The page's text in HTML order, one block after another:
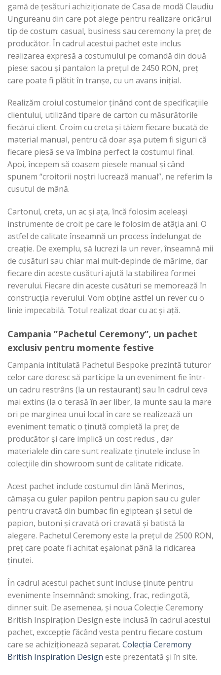
gamă de țesături achiziționate de Casa de modă Claudiu
Ungureanu din care pot alege pentru realizare oricărui
tip de costum: casual, business sau ceremony la preț de
producător. În cadrul acestui pachet este inclus
realizarea expresă a costumului pe comandă din două
piese: sacou și pantalon la prețul de 2450 RON, preț
care poate fi plătit în tranșe, cu un avans inițial.
Realizăm croiul costumelor ținând cont de specificațiile
clientului, utilizând tipare de carton cu măsurătorile
fiecărui client. Croim cu creta și tăiem fiecare bucată de
material manual, pentru că doar așa putem fi siguri că
fiecare piesă se va îmbina perfect la costumul final.
Apoi, începem să coasem piesele manual și când
spunem “croitorii noștri lucrează manual”, ne referim la
cusutul de mână.
Cartonul, creta, un ac și ața, încă folosim aceleași
instrumente de croit pe care le folosim de atâția ani. O
astfel de calitate înseamnă un process îndelungat de
creație. De exemplu, să lucrezi la un rever, înseamnă mii
de cusături sau chiar mai mult-depinde de mărime, dar
fiecare din aceste cusături ajută la stabilirea formei
reverului. Fiecare din aceste cusături se memorează în
construcția reverului. Vom obține astfel un rever cu o
linie impecabilă. Totul realizat doar cu ac și ață.
Campania ”Pachetul Ceremony”, un pachet
exclusiv pentru momente festive
Campania intitulată Pachetul Bespoke prezintă tuturor
celor care doresc să participe la un eveniment fie într-
un cadru restrâns (la un restaurant) sau în cadrul ceva
mai extins (la o terasă în aer liber, la munte sau la mare
ori pe marginea unui local în care se realizează un
eveniment tematic o ținută completă la preț de
producător și care implică un cost redus , dar
materialele din care sunt realizate ținutele incluse în
colecțiile din showroom sunt de calitate ridicate.
Acest pachet include costumul din lână Merinos,
cămașa cu guler papilon pentru papion sau cu guler
pentru cravată din bumbac fin egiptean și setul de
papion, butoni și cravată ori cravată și batistă la
alegere. Pachetul Ceremony este la prețul de 2500 RON,
preț care poate fi achitat eșalonat până la ridicarea
ținutei.
În cadrul acestui pachet sunt incluse ținute pentru
evenimente însemnând: smoking, frac, redingotă,
dinner suit. De asemenea, și noua Colecție Ceremony
British Inspirațion Design este inclusă în cadrul acestui
pachet, exccepție făcând vesta pentru fiecare costum
care se achiziționează separat. Colecția Ceremony
British Inspiration Design este prezentată și în site.